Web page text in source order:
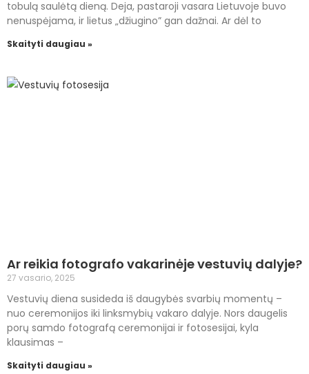
tobulą saulėtą dieną. Deja, pastaroji vasara Lietuvoje buvo
nenuspėjama, ir lietus „džiugino” gan dažnai. Ar dėl to
Skaityti daugiau »
Ar reikia fotografo vakarinėje vestuvių dalyje?
27 vasario, 2025
Vestuvių diena susideda iš daugybės svarbių momentų –
nuo ceremonijos iki linksmybių vakaro dalyje. Nors daugelis
porų samdo fotografą ceremonijai ir fotosesijai, kyla
klausimas –
Skaityti daugiau »